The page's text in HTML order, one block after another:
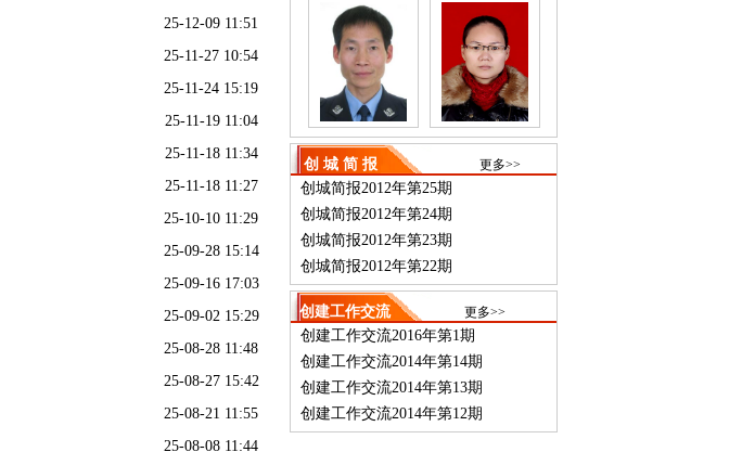
25-12-09 11:51
25-11-27 10:54
25-11-24 15:19
25-11-19 11:04
25-11-18 11:34
25-11-18 11:27
25-10-10 11:29
25-09-28 15:14
25-09-16 17:03
25-09-02 15:29
25-08-28 11:48
25-08-27 15:42
25-08-21 11:55
25-08-08 11:44
创 城 简 报 更多>>
创城简报2012年第25期
创城简报2012年第24期
创城简报2012年第23期
创城简报2012年第22期
创建工作交流 更多>>
创建工作交流2016年第1期
创建工作交流2014年第14期
创建工作交流2014年第13期
创建工作交流2014年第12期